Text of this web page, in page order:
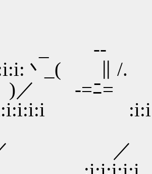
_ -- ＞
丶_( ∥
-=ﾆ= .／
／ /